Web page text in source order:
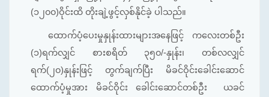
(၁၂၀၀)ဝိုင်းထိ တိုးချဲ့ဖွင့်လှစ်နိုင်ခဲ့ ပါသည်။
ထောက်ပံ့ပေးမှုနှုန်းထားများအနေဖြင့် ကလေးတစ်ဦး
(၁)ရက်လျှင် စားစရိတ် ၃၅၀/-နှုန်း၊ တစ်လလျှင်
ရက်(၂၀)နှုန်းဖြင့် တွက်ချက်ပြီး မိခင်ဝိုင်းခေါင်းဆောင်
ထောက်ပံ့မှုအား မိခင်ဝိုင်း ခေါင်းဆောင်တစ်ဦး ယခင်